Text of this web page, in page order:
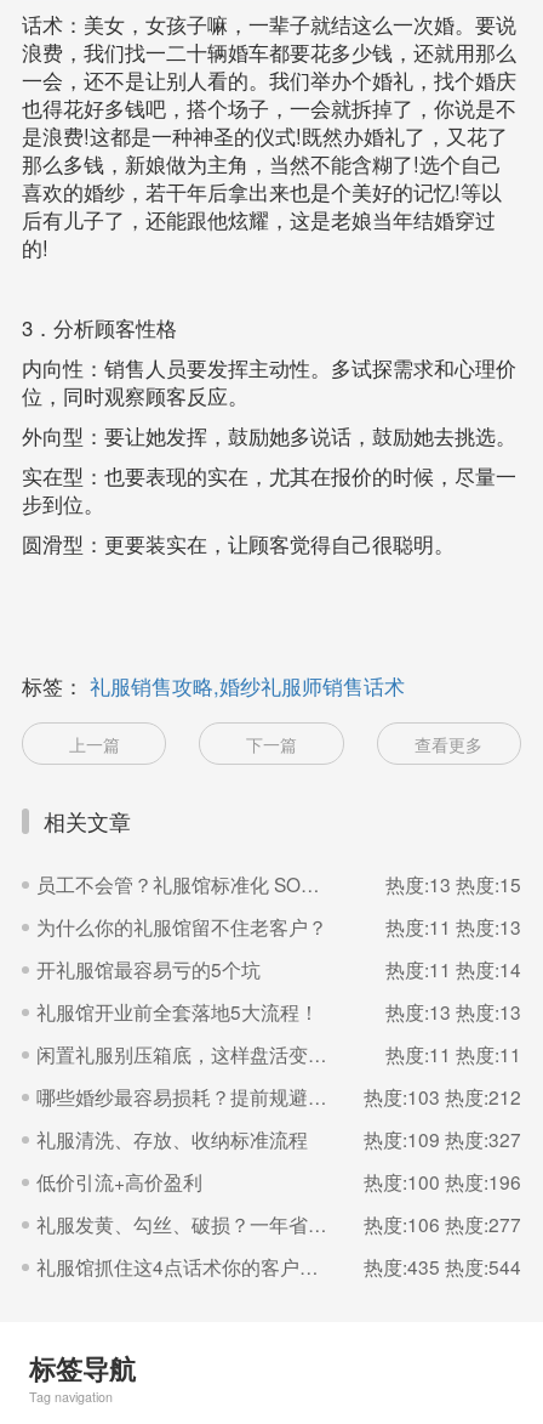
话术：美女，女孩子嘛，一辈子就结这么一次婚。要说
浪费，我们找一二十辆婚车都要花多少钱，还就用那么
一会，还不是让别人看的。我们举办个婚礼，找个婚庆
也得花好多钱吧，搭个场子，一会就拆掉了，你说是不
是浪费!这都是一种神圣的仪式!既然办婚礼了，又花了
那么多钱，新娘做为主角，当然不能含糊了!选个自己
喜欢的婚纱，若干年后拿出来也是个美好的记忆!等以
后有儿子了，还能跟他炫耀，这是老娘当年结婚穿过
的!
3．分析顾客性格
内向性：销售人员要发挥主动性。多试探需求和心理价
位，同时观察顾客反应。
外向型：要让她发挥，鼓励她多说话，鼓励她去挑选。
实在型：也要表现的实在，尤其在报价的时候，尽量一
步到位。
圆滑型：更要装实在，让顾客觉得自己很聪明。
标签： 礼服销售攻略,婚纱礼服师销售话术
上一篇 下一篇 查看更多
相关文章
员工不会管？礼服馆标准化 SOP 直接抄 热度:13 热度:15
为什么你的礼服馆留不住老客户？
热度:11 热度:13
开礼服馆最容易亏的5个坑
热度:11 热度:14
礼服馆开业前全套落地5大流程！
热度:13 热度:13
闲置礼服别压箱底，这样盘活变现金
热度:11 热度:11
哪些婚纱最容易损耗？提前规避减少损失
热度:103 热度:212
礼服清洗、存放、收纳标准流程
热度:109 热度:327
低价引流+高价盈利
热度:100 热度:196
礼服发黄、勾丝、破损？一年省下几千块养护法
热度:106 热度:277
礼服馆抓住这4点话术你的客户不会少
热度:435 热度:544
标签导航
Tag navigation